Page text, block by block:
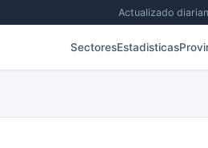
Actualizado
SectoresEstadisticas